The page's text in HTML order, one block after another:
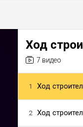
Ход
7 видео
1 Ход
2 Ход